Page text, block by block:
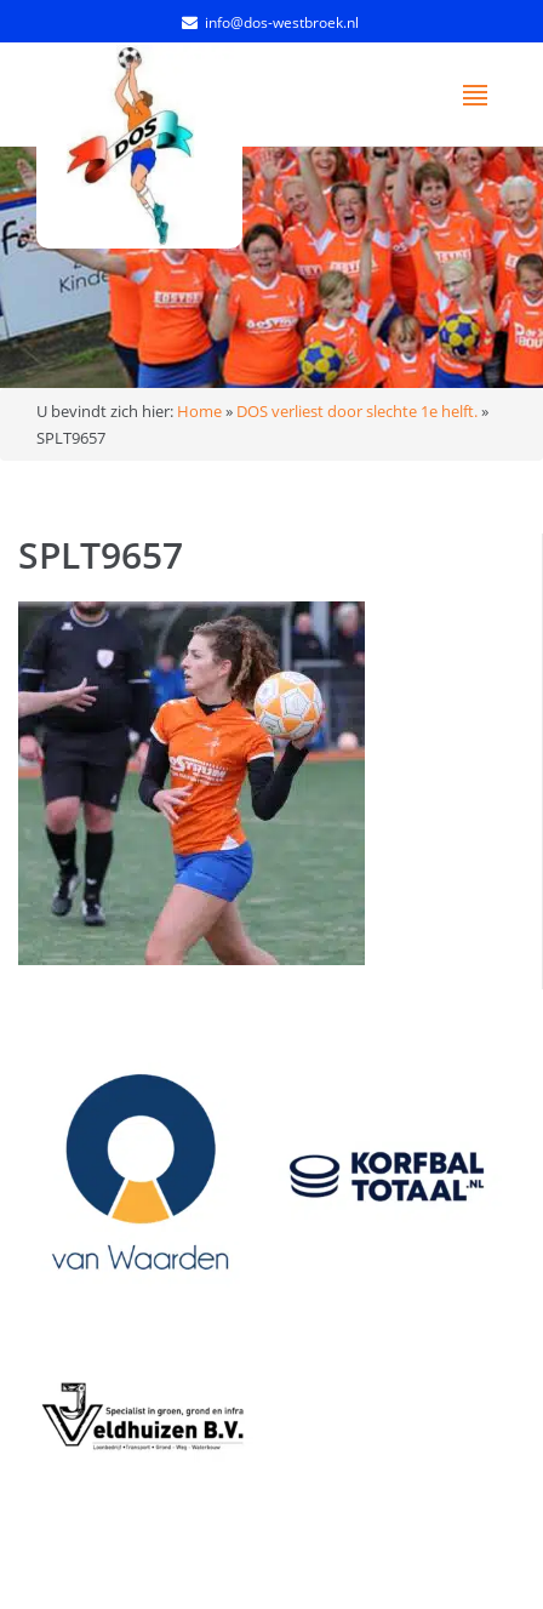
info@dos-westbroek.nl
U bevindt zich hier: Home» DOS verliest door slechte 1e helft.»
SPLT9657
SPLT9657